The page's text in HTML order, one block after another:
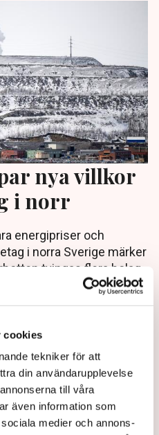
cookies
tekniker för att
din användarupplevelse
till våra
även information som
medier och annons-
nya villkor
i norr
energipriser och
i norra Sverige märker
tvingas flera bolag
och marknadsstrategier,